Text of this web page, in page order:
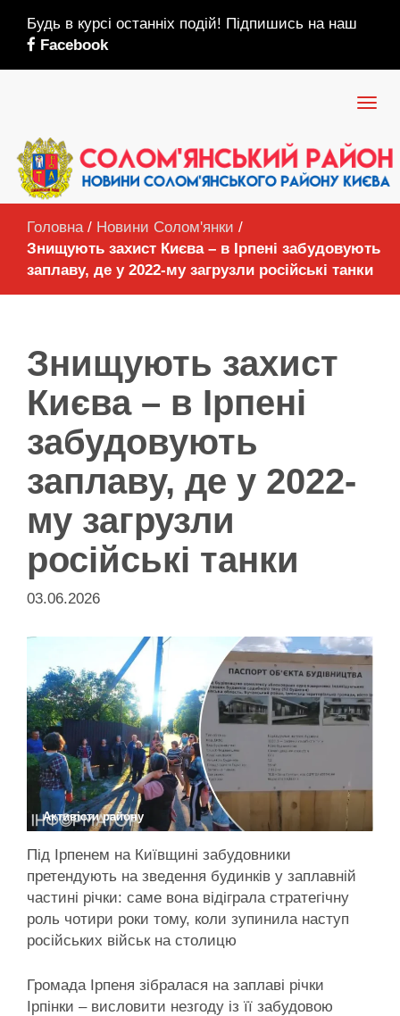
Будь в курсі останніх подій! Підпишись на наш
Facebook
Головна / Новини Солом'янки /
Знищують захист Києва – в Ірпені забудовують
заплаву, де у 2022-му загрузли російські танки
Знищують захист
Києва – в Ірпені
забудовують
заплаву, де у 2022-
му загрузли
російські танки
03.06.2026
Активісти району
Під Ірпенем на Київщині забудовники
претендують на зведення будинків у заплавній
частині річки: саме вона відіграла стратегічну
роль чотири роки тому, коли зупинила наступ
російських військ на столицю
Громада Ірпеня зібралася на заплаві річки
Ірпінки – висловити незгоду із її забудовою